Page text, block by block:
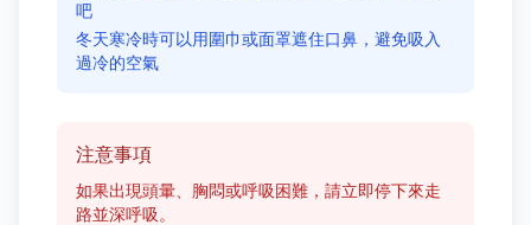
吧
冬天寒冷時可以用圍巾或面罩遮住口鼻，避免吸入
過冷的空氣
注意事項
如果出現頭暈、胸悶或呼吸困難，請立即停下來走
路並深呼吸。